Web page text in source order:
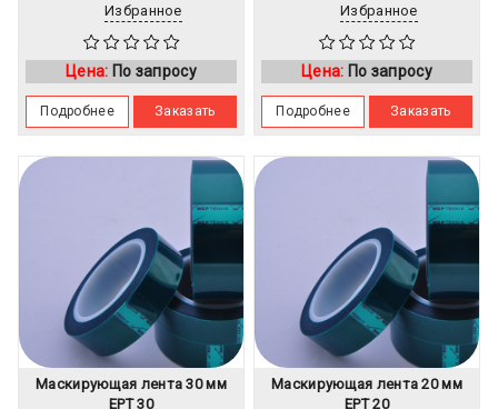
Избранное
Цена: По запросу
Подробнее Заказать
Избранное
Цена: По запросу
Подробнее Заказать
Маскирующая лента 30 мм
EPT 30
Маскирующая лента 20 мм
EPT 20